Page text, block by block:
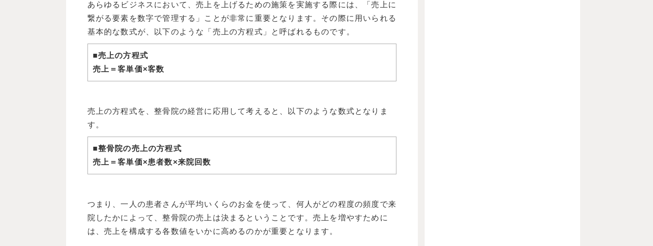
あらゆるビジネスにおいて、売上を上げるための施策を実施する際には、「売上に
繋がる要素を数字で管理する」ことが非常に重要となります。その際に用いられる
基本的な数式が、以下のような「売上の方程式」と呼ばれるものです。
■売上の方程式
売上＝客単価×客数
売上の方程式を、整骨院の経営に応用して考えると、以下のような数式となりま
す。
■整骨院の売上の方程式
売上＝客単価×患者数×来院回数
つまり、一人の患者さんが平均いくらのお金を使って、何人がどの程度の頻度で来
院したかによって、整骨院の売上は決まるということです。売上を増やすために
は、売上を構成する各数値をいかに高めるのかが重要となります。